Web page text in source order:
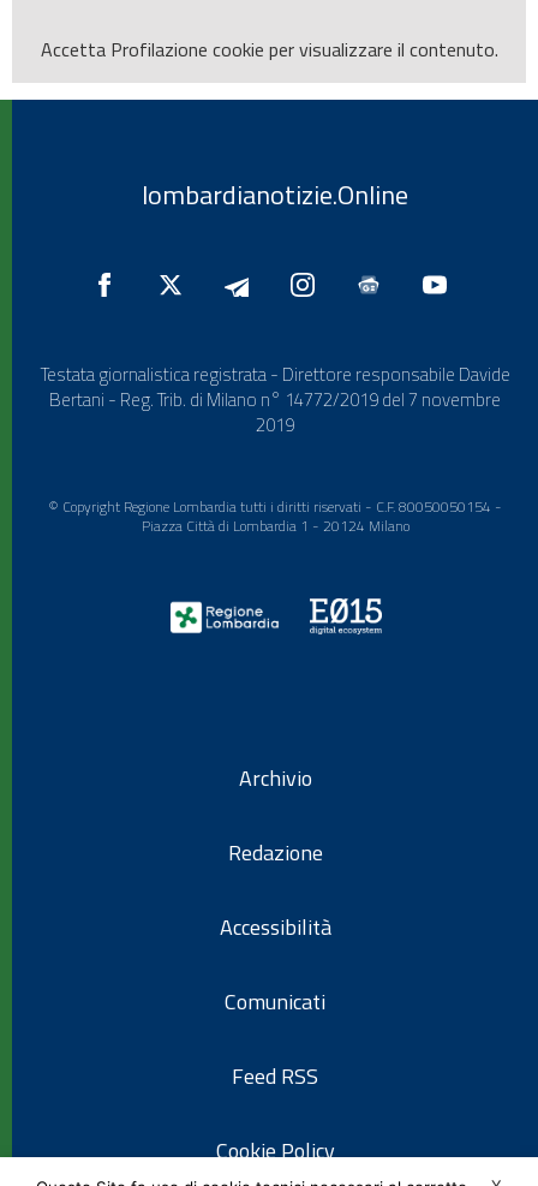
Accetta Profilazione cookie per visualizzare il contenuto.
lombardianotizie.Online
Testata giornalistica registrata - Direttore responsabile Davide
Bertani - Reg. Trib. di Milano n° 14772/2019 del 7 novembre
2019
© Copyright Regione Lombardia tutti i diritti riservati - C.F. 80050050154 -
Piazza Città di Lombardia 1 - 20124 Milano
Archivio
Redazione
Accessibilità
Comunicati
Feed RSS
Cookie Policy